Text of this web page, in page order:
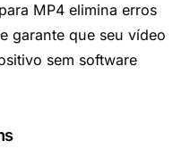
MP4 elimina erros
garante que seu vídeo
sem software